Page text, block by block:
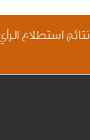
نتائج استطلاع